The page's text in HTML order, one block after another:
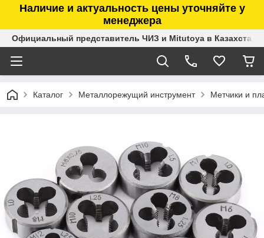
Наличие и актуальность цены уточняйте у
менеджера
Официальный представитель ЧИЗ и Mitutoya в Казахстане
Каталог Металлорежущий инструмент Метчики и